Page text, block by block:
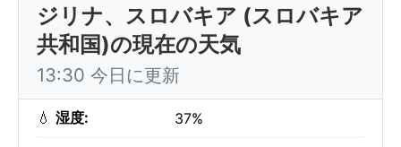
ジリナ、スロバキア (スロバキア
共和国)の現在の天気
13:30 今日に更新
💧 湿度: 37%